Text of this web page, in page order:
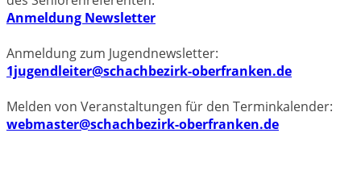
Anmeldung Newsletter
Anmeldung zum Jugendnewsletter:
1jugendleiter@schachbezirk-oberfranken.de
Melden von Veranstaltungen für den Terminkalender:
webmaster@schachbezirk-oberfranken.de